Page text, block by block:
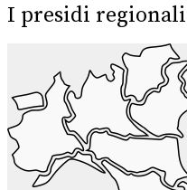
I presidi